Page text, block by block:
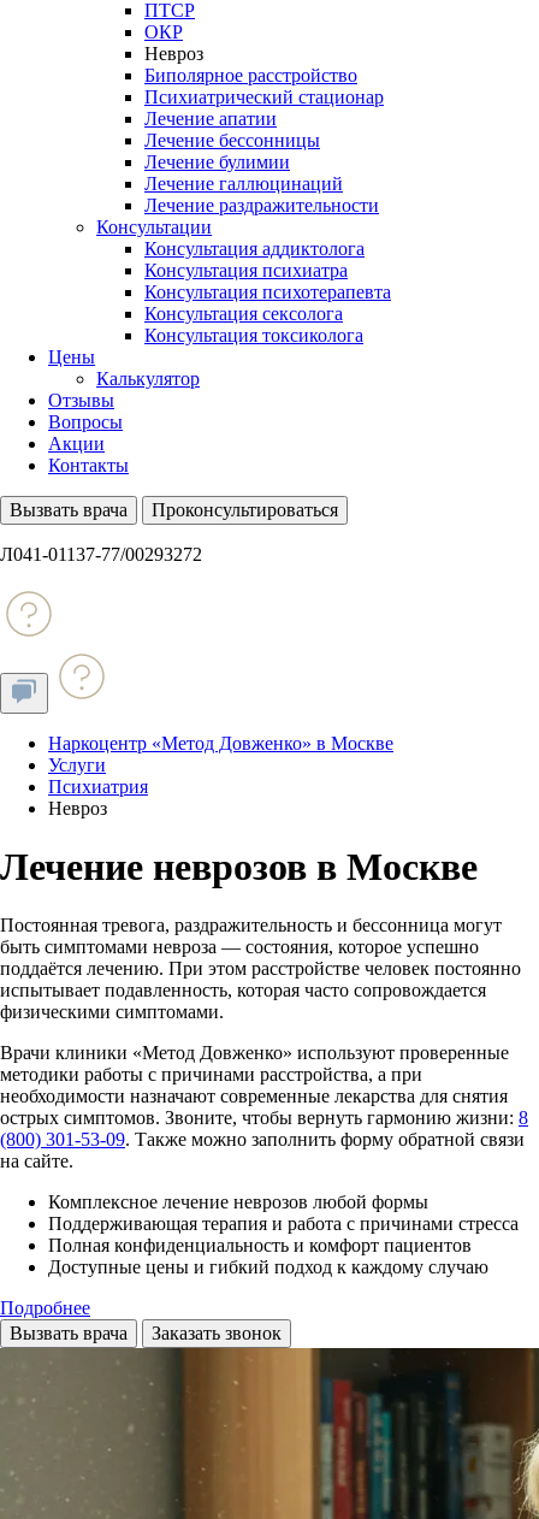
ПТСР
ОКР
Невроз
Биполярное расстройство
Психиатрический стационар
Лечение апатии
Лечение бессонницы
Лечение булимии
Лечение галлюцинаций
Лечение раздражительности
Консультации
Консультация аддиктолога
Консультация психиатра
Консультация психотерапевта
Консультация сексолога
Консультация токсиколога
Цены
Калькулятор
Отзывы
Вопросы
Акции
Контакты
Вызвать врача Проконсультироваться
Л041-01137-77/00293272
Наркоцентр «Метод Довженко» в Москве
Услуги
Психиатрия
Невроз
Лечение неврозов в Москве
Постоянная тревога, раздражительность и бессонница могут
быть симптомами невроза — состояния, которое успешно
поддаётся лечению. При этом расстройстве человек постоянно
испытывает подавленность, которая часто сопровождается
физическими симптомами.
Врачи клиники «Метод Довженко» используют проверенные
методики работы с причинами расстройства, а при
необходимости назначают современные лекарства для снятия
острых симптомов. Звоните, чтобы вернуть гармонию жизни: 8
(800) 301-53-09. Также можно заполнить форму обратной связи
на сайте.
Комплексное лечение неврозов любой формы
Поддерживающая терапия и работа с причинами стресса
Полная конфиденциальность и комфорт пациентов
Доступные цены и гибкий подход к каждому случаю
Подробнее
Вызвать врача
Заказать звонок